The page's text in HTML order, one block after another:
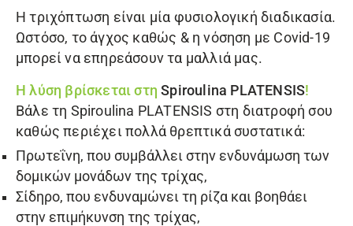
Η τριχόπτωση είναι μία φυσιολογική διαδικασία.
Ωστόσο, το άγχος καθώς & η νόσηση με Covid-19
μπορεί να επηρεάσουν τα μαλλιά μας.
Η λύση βρίσκεται στηSpiroulina PLATENSIS!
Βάλε τη Spiroulina PLATENSIS στη διατροφή σου
καθώς περιέχει πολλά θρεπτικά συστατικά:
Πρωτεΐνη, που συμβάλλει στην ενδυνάμωση των
δομικών μονάδων της τρίχας,
Σίδηρο, που ενδυναμώνει τη ρίζα και βοηθάει
στην επιμήκυνση της τρίχας,